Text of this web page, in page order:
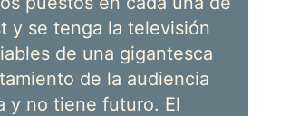
y se tenga la televisión
de una gigantesca
de la audiencia
y no tiene futuro. El